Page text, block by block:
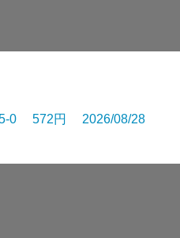
0 572円 2026/08/28